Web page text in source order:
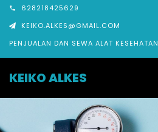
628218425629
KEIKO.ALKES@GMAIL.COM
PENJUALAN DAN SEWA ALAT KESEHATAN
KEIKO ALKES